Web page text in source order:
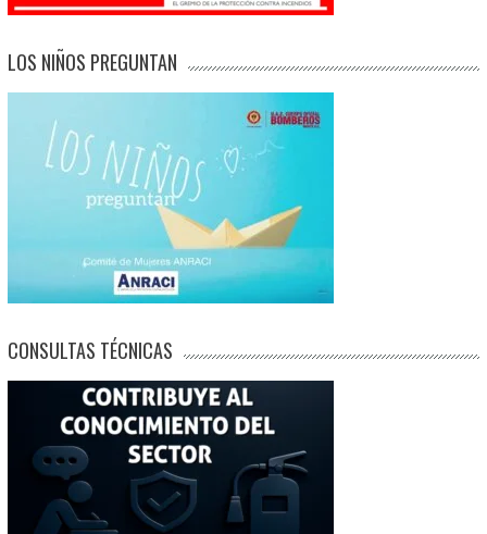
LOS NIÑOS PREGUNTAN
CONSULTAS TÉCNICAS